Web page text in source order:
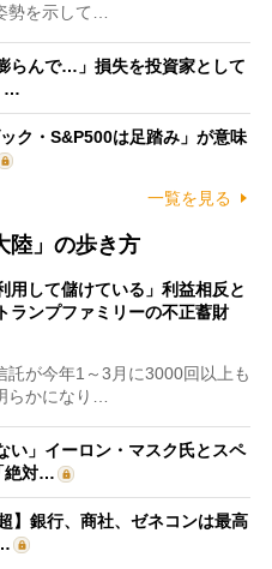
勢を示して…
らんで…」損失を投資家として
…
ク・S&P500は足踏み」が意味
一覧を見る
陸」の歩き方
用して儲けている」利益相反と
ランプファミリーの不正蓄財
が今年1～3月に3000回以上も
らかになり…
い」イーロン・マスク氏とスペ
絶対…
】銀行、商社、ゼネコンは最高